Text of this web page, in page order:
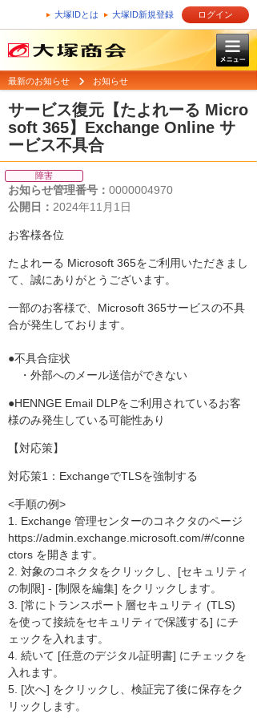
大塚IDとは 大塚ID新規登録 ログイン
最新のお知らせ お知らせ
サービス復元【たよれーる Micro
soft 365】Exchange Online サ
ービス不具合
障害
お知らせ管理番号： 0000004970
公開日： 2024年11月1日
お客様各位
たよれーる Microsoft 365をご利用いただきまし
て、誠にありがとうございます。
一部のお客様で、Microsoft 365サービスの不具
合が発生しております。
●不具合症状
・外部へのメール送信ができない
●HENNGE Email DLPをご利用されているお客
様のみ発生している可能性あり
【対応策】
対応策1：ExchangeでTLSを強制する
<手順の例>
1. Exchange 管理センターのコネクタのページ
https://admin.exchange.microsoft.com/#/conne
ctors を開きます。
2. 対象のコネクタをクリックし、[セキュリティ
の制限] - [制限を編集] をクリックします。
3. [常にトランスポート層セキュリティ (TLS)
を使って接続をセキュリティで保護する] にチ
ェックを入れます。
4. 続いて [任意のデジタル証明書] にチェックを
入れます。
5. [次へ] をクリックし、検証完了後に保存をク
リックします。